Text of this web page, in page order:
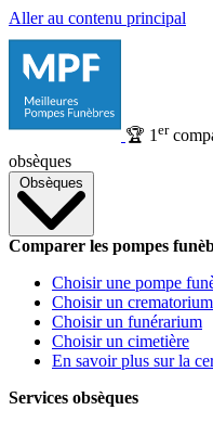
Aller au contenu principal
🏆 1 er
obsèques
Obsèques
Comparer les pompes
Choisir une pompe
Choisir un crematorium
Choisir un funérarium
Choisir un cimetière
En savoir plus sur la
Services obsèques